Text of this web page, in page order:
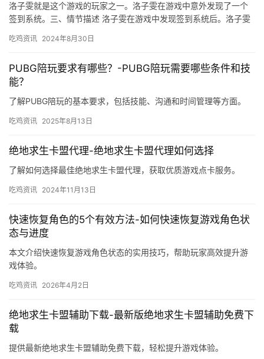
洛子雯就是这个游戏的玩家之一。洛子雯在游戏中意外发现了一个
签到系统。三、情节描述 洛子雯在游戏中发现签到系统后。洛子雯
吃鸡资讯 2024年8月30日
PUBG陪玩要求有哪些？-PUBG陪玩需要哪些条件和技
能？
了解PUBG陪玩的基本要求，包括技能、沟通和时间管理等方面。
吃鸡资讯 2025年8月13日
绝地求生卡盟代理-绝地求生卡盟代理如何选择
了解如何选择最佳绝地求生卡盟代理，获取优质游戏点卡服务。
吃鸡资讯 2024年11月13日
快速恢复角色的5个有效方法-如何快速恢复游戏角色状
态与进度
本文介绍快速恢复游戏角色状态的实用技巧，帮助玩家高效提升游
戏体验。
吃鸡资讯 2026年4月2日
绝地求生卡盟辅助下载-最新版绝地求生卡盟辅助免费下
载
提供最新绝地求生卡盟辅助免费下载，轻松提升游戏体验。